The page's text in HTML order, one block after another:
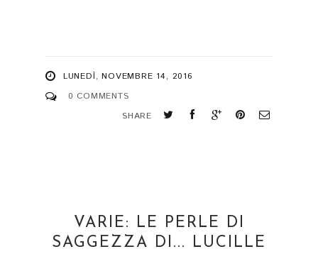
LUNEDÌ, NOVEMBRE 14, 2016
0 COMMENTS
SHARE
VARIE: LE PERLE DI
SAGGEZZA DI... LUCILLE